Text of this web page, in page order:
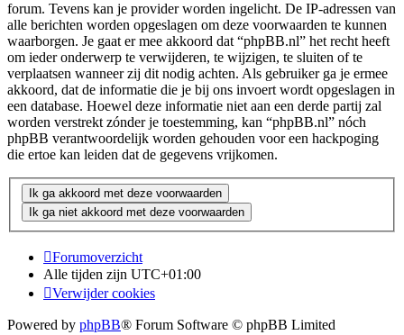
forum. Tevens kan je provider worden ingelicht. De IP-adressen van
alle berichten worden opgeslagen om deze voorwaarden te kunnen
waarborgen. Je gaat er mee akkoord dat “phpBB.nl” het recht heeft
om ieder onderwerp te verwijderen, te wijzigen, te sluiten of te
verplaatsen wanneer zij dit nodig achten. Als gebruiker ga je ermee
akkoord, dat de informatie die je bij ons invoert wordt opgeslagen in
een database. Hoewel deze informatie niet aan een derde partij zal
worden verstrekt zónder je toestemming, kan “phpBB.nl” nóch
phpBB verantwoordelijk worden gehouden voor een hackpoging
die ertoe kan leiden dat de gegevens vrijkomen.
Forumoverzicht
Alle tijden zijn UTC+01:00
Verwijder cookies
Powered by phpBB® Forum Software © phpBB Limited